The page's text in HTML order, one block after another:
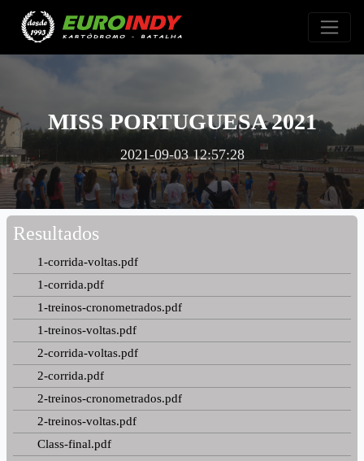
MISS PORTUGUESA 2021
2021-09-03 12:57:28
Resultados
1-corrida-voltas.pdf
1-corrida.pdf
1-treinos-cronometrados.pdf
1-treinos-voltas.pdf
2-corrida-voltas.pdf
2-corrida.pdf
2-treinos-cronometrados.pdf
2-treinos-voltas.pdf
Class-final.pdf